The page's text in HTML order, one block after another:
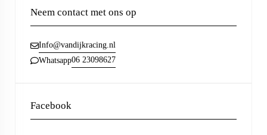
Neem contact met ons op
Info@vandijkracing.nl
Whatsapp06 23098627
Facebook